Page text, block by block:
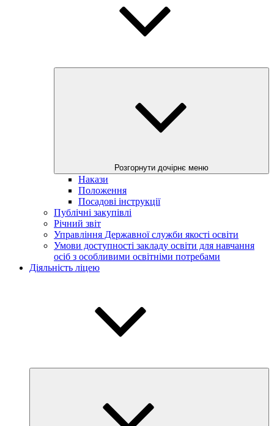
Розгорнути дочірнє меню
Накази
Положення
Посадові інструкції
Публічні закупівлі
Річний звіт
Управління Державної служби якості освіти
Умови доступності закладу освіти для навчання
осіб з особливими освітніми потребами
Діяльність ліцею